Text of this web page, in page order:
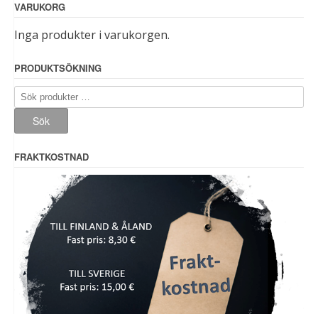
VARUKORG
Inga produkter i varukorgen.
PRODUKTSÖKNING
Sök
efter:
Sök
FRAKTKOSTNAD